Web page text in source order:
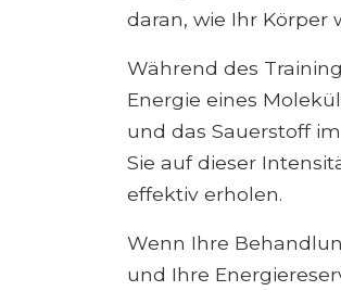
daran, wie Ihr Körper
Während des
Energie eines
und das Sauerstoff
Sie auf dieser
effektiv erholen.
Wenn Ihre
und Ihre